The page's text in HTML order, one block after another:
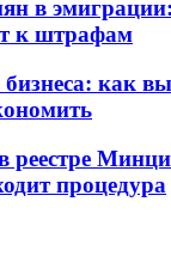
в
к штрафам
как
реестре
процедура